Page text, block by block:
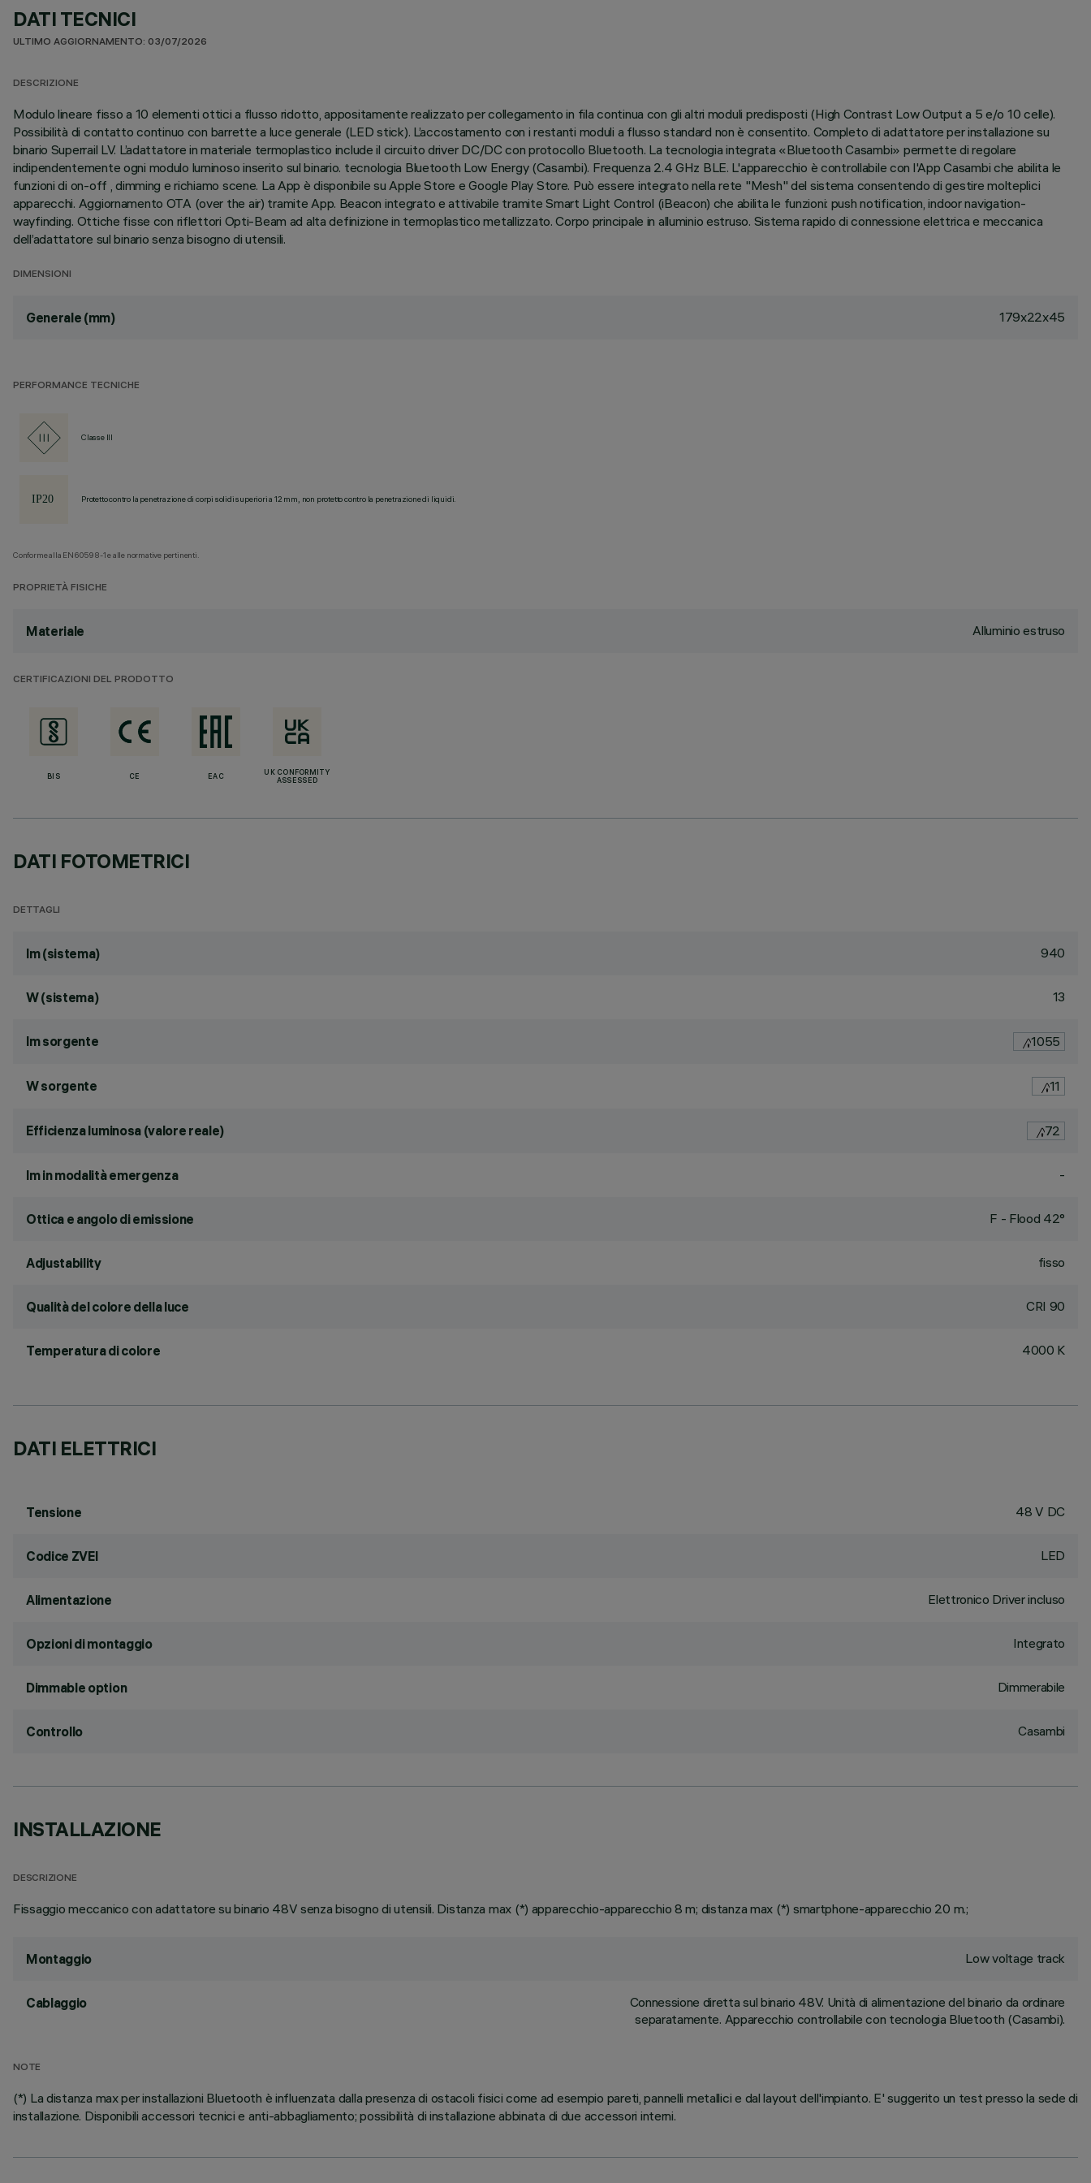
DATI TECNICI
ULTIMO AGGIORNAMENTO: 03/07/2026
DESCRIZIONE
Modulo lineare fisso a 10 elementi ottici a flusso ridotto, appositamente realizzato per collegamento in fila continua con gli altri moduli predisposti (High Contrast Low Output a 5 e/o 10 celle).
Possibilità di contatto continuo con barrette a luce generale (LED stick). L’accostamento con i restanti moduli a flusso standard non è consentito. Completo di adattatore per installazione su
binario Superrail LV. L’adattatore in materiale termoplastico include il circuito driver DC/DC con protocollo Bluetooth. La tecnologia integrata «Bluetooth Casambi» permette di regolare
indipendentemente ogni modulo luminoso inserito sul binario. tecnologia Bluetooth Low Energy (Casambi). Frequenza 2.4 GHz BLE. L'apparecchio è controllabile con l'App Casambi che abilita le
funzioni di on-off , dimming e richiamo scene. La App è disponibile su Apple Store e Google Play Store. Può essere integrato nella rete "Mesh" del sistema consentendo di gestire molteplici
apparecchi. Aggiornamento OTA (over the air) tramite App. Beacon integrato e attivabile tramite Smart Light Control (iBeacon) che abilita le funzioni: push notification, indoor navigation-
wayfinding. Ottiche fisse con riflettori Opti-Beam ad alta definizione in termoplastico metallizzato. Corpo principale in alluminio estruso. Sistema rapido di connessione elettrica e meccanica
dell’adattatore sul binario senza bisogno di utensili.
DIMENSIONI
Generale (mm) 179x22x45
PERFORMANCE TECNICHE
Classe III
Protetto contro la penetrazione di corpi solidi superiori a 12 mm, non protetto contro la penetrazione di liquidi.
Conforme alla EN60598-1 e alle normative pertinenti.
PROPRIETÀ FISICHE
Materiale Alluminio estruso
CERTIFICAZIONI DEL PRODOTTO
BIS CE EAC
UK CONFORMITY
ASSESSED
DATI FOTOMETRICI
DETTAGLI
lm (sistema) 940
W (sistema) 13
lm sorgente 1055
W sorgente 11
Efficienza luminosa (valore reale) 72
lm in modalità emergenza -
Ottica e angolo di emissione F - Flood 42°
Adjustability fisso
Qualità del colore della luce CRI 90
Temperatura di colore 4000 K
DATI ELETTRICI
Tensione 48 V DC
Codice ZVEI LED
Alimentazione Elettronico Driver incluso
Opzioni di montaggio Integrato
Dimmable option Dimmerabile
Controllo Casambi
INSTALLAZIONE
DESCRIZIONE
Fissaggio meccanico con adattatore su binario 48V senza bisogno di utensili. Distanza max (*) apparecchio-apparecchio 8 m; distanza max (*) smartphone-apparecchio 20 m.;
Montaggio Low voltage track
Cablaggio
Connessione diretta sul binario 48V. Unità di alimentazione del binario da ordinare
separatamente. Apparecchio controllabile con tecnologia Bluetooth (Casambi).
NOTE
(*) La distanza max per installazioni Bluetooth è influenzata dalla presenza di ostacoli fisici come ad esempio pareti, pannelli metallici e dal layout dell'impianto. E' suggerito un test presso la sede di
installazione. Disponibili accessori tecnici e anti-abbagliamento; possibilità di installazione abbinata di due accessori interni.